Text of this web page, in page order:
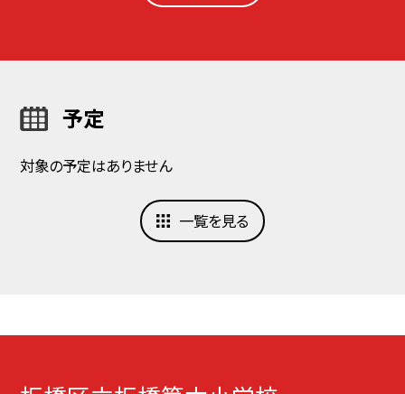
予定
対象の予定はありません
一覧を見る